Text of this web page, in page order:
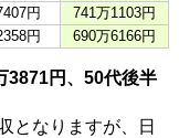
円
741万1103円
円 690万6166円
3871円、50代後半
となりますが、日